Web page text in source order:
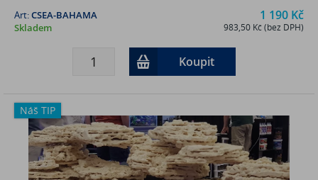
1 190 Kč
983,50 Kč (bez DPH)
Art:CSEA-BAHAMA
Skladem
Koupit
Náš TIP